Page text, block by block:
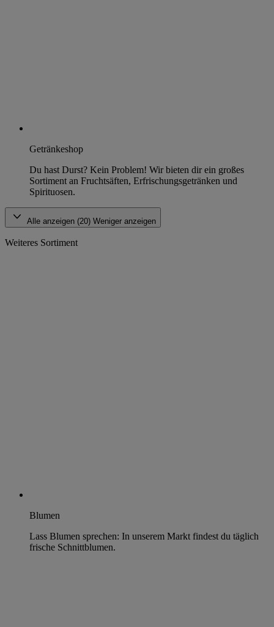
Getränkeshop
Du hast Durst? Kein Problem! Wir bieten dir ein großes
Sortiment an Fruchtsäften, Erfrischungsgetränken und
Spirituosen.
Alle anzeigen (20) Weniger anzeigen
Weiteres Sortiment
Blumen
Lass Blumen sprechen: In unserem Markt findest du täglich
frische Schnittblumen.